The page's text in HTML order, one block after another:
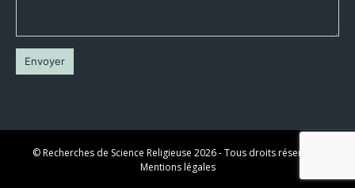
© Recherches de Science Religieuse 2026 - Tous droits réservés -
Mentions légales